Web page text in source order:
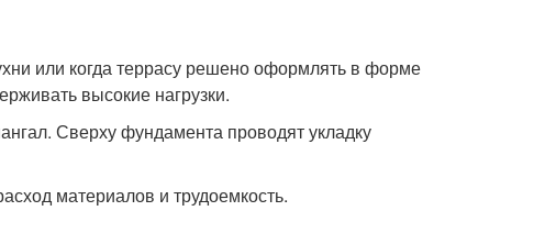
или когда террасу решено оформлять в форме
высокие нагрузки.
Сверху фундамента проводят укладку
материалов и трудоемкость.